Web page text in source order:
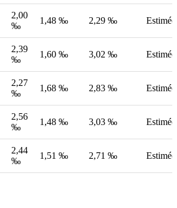
2,00
‰
1,48 ‰ 2,29 ‰ Estimée
2,39
‰
1,60 ‰ 3,02 ‰ Estimée
2,27
‰
1,68 ‰ 2,83 ‰ Estimée
2,56
‰
1,48 ‰ 3,03 ‰ Estimée
2,44
‰
1,51 ‰ 2,71 ‰ Estimée